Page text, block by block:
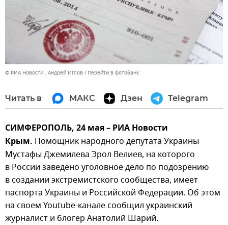
© РИА Новости . Андрей Иглов Перейти в фотобанк
Читать в МАКС Дзен Telegram
СИМФЕРОПОЛЬ, 24 мая – РИА Новости
Крым. Помощник народного депутата Украины
Мустафы Джемилева Эрол Велиев, на которого
в России заведено уголовное дело по подозрению
в создании экстремистского сообщества, имеет
паспорта Украины и Российской Федерации. Об этом
на своем Youtube-канале сообщил украинский
журналист и блогер Анатолий Шарий.